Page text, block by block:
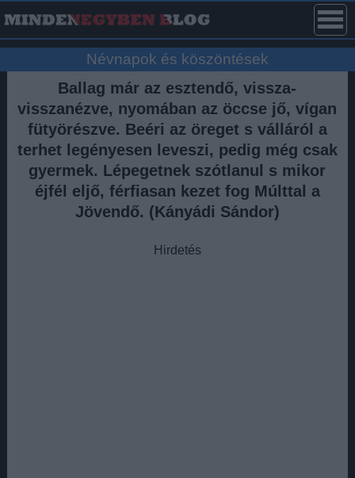
Névnapok és köszöntések
Ballag már az esztendő, vissza-
visszanézve, nyomában az öccse jő, vígan
fütyörészve. Beéri az öreget s válláról a
terhet legényesen leveszi, pedig még csak
gyermek. Lépegetnek szótlanul s mikor
éjfél eljő, férfiasan kezet fog Múlttal a
Jövendő. (Kányádi Sándor)
Hirdetés